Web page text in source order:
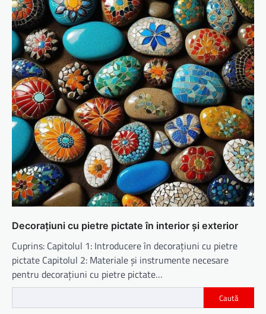
Decorațiuni cu pietre pictate în interior și exterior
Cuprins: Capitolul 1: Introducere în decorațiuni cu pietre
pictate Capitolul 2: Materiale și instrumente necesare
pentru decorațiuni cu pietre pictate…
Caută